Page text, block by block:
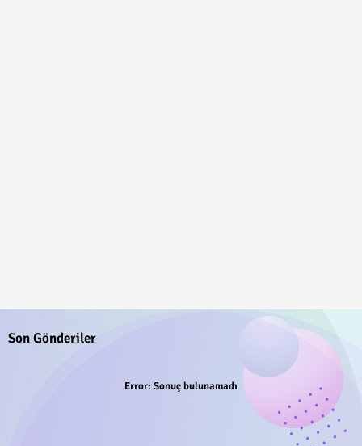
Son Gönderiler
Error: Sonuç bulunamadı